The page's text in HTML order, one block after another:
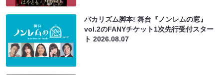
バカリズム脚本! 舞台『ノンレムの窓』
vol.2のFANYチケット1次先行受付スター
ト2026.08.07